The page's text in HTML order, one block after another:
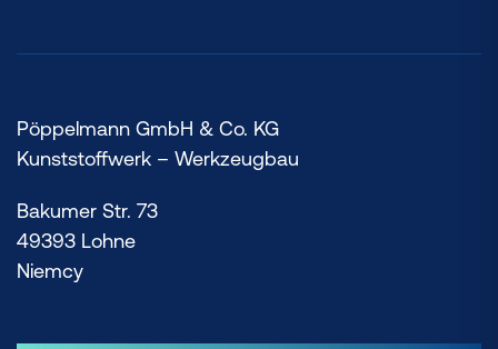
Pöppelmann GmbH & Co. KG
Kunststoffwerk – Werkzeugbau
Bakumer Str. 73
49393 Lohne
Niemcy